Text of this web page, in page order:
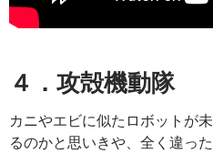
４．攻殻機動隊
カニやエビに似たロボットが
るのかと思いきや、全く違っ